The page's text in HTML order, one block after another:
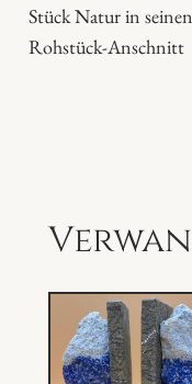
Stück Natur in
Rohstück-Anschnitt